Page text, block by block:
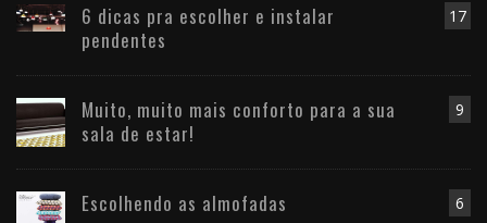
17
6 dicas pra escolher e instalar
pendentes
9
Muito, muito mais conforto para a sua
sala de estar!
6
Escolhendo as almofadas